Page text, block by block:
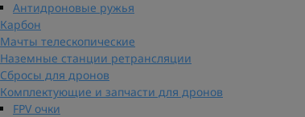
Антидроновые ружья
Карбон
Мачты телескопические
Наземные станции ретрансляции
Сбросы для дронов
Комплектующие и запчасти для дронов
FPV очки